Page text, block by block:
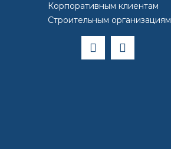
Корпоративным клиентам
Строительным организациям